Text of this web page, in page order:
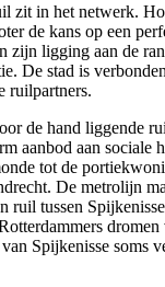
zit in het netwerk.
de kans op een
zijn ligging aan de
De stad is
ruilpartners.
de hand liggende
aanbod aan sociale
tot de
De metrolijn
ruil tussen
dromen
Spijkenisse soms